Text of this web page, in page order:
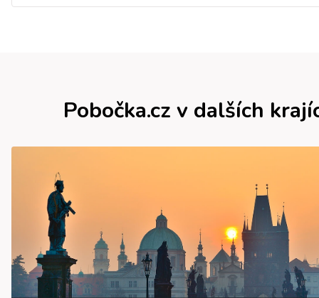
Pobočka.cz v dalších